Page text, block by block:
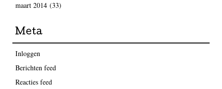
maart 2014(33)
Meta
Inloggen
Berichten feed
Reacties feed